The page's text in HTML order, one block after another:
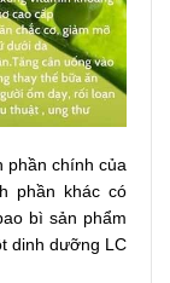
phần chính của
phần khác có
bì sản phẩm
dinh dưỡng LC